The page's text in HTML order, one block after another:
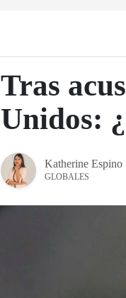
Tras
Unidos:
Katherine Espino
GLOBALES